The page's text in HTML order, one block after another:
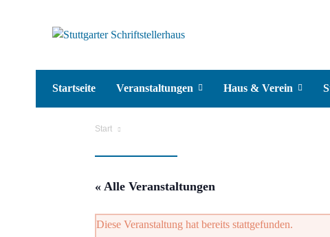
Startseite Veranstaltungen Haus & Verein
Start
« Alle Veranstaltungen
Diese Veranstaltung hat bereits stattgefunden.